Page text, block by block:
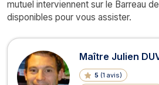
mutuel interviennent sur le Barreau
disponibles pour vous assister.
Avocats en
Maître Julien
5 (1 avis)